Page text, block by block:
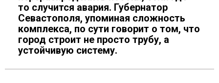
то случится авария. Губернатор
Севастополя, упоминая сложность
комплекса, по сути говорит о том, что
город строит не просто трубу, а
устойчивую систему.